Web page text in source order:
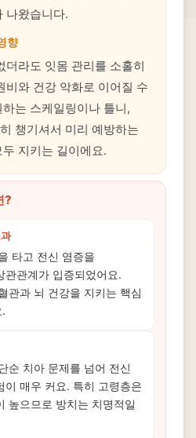
나왔습니다.
향
더라도 잇몸 관리를 소홀히
비와 건강 악화로 이어질 수
는 스케일링이나 틀니,
챙기셔서 미리 예방하는
지키는 길이에요.
?
타고 전신 염증을
관관계가 입증되었어요.
관과 뇌 건강을 지키는 핵심
순 치아 문제를 넘어 전신
이 매우 커요. 특히 고령층은
높으므로 방치는 치명적일